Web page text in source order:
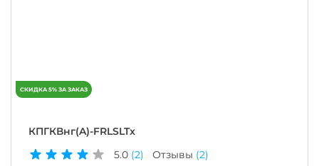
КПГКВнг(A)-FRLSLTx
5.0 (2) Отзывы (2)